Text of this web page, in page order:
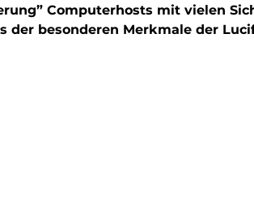
Computerhosts mit vielen
der besonderen Merkmale der